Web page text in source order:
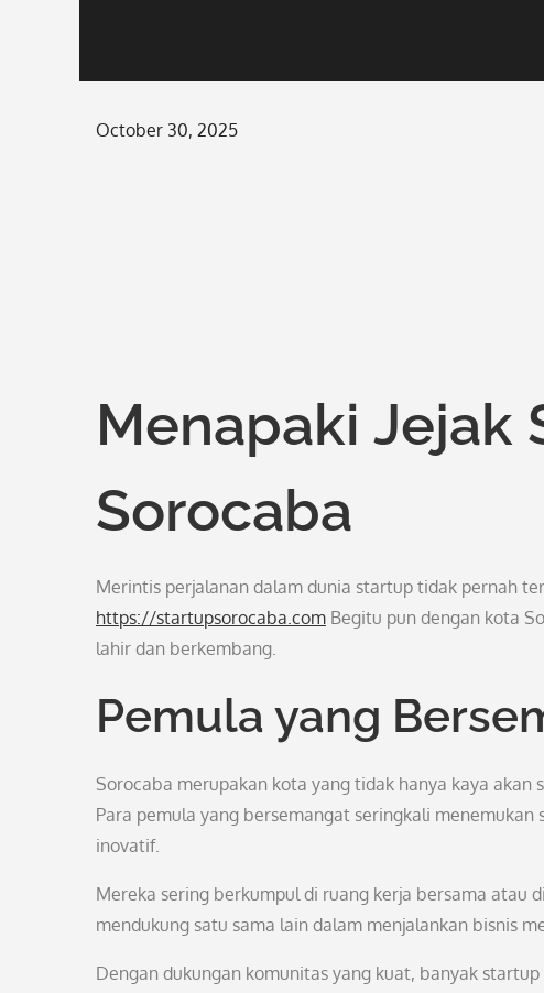
Posted
October 30, 2025
Menapaki Jejak
Sorocaba
Merintis perjalanan dalam dunia startup tidak pernah
https://startupsorocaba.com Begitu pun dengan kota
lahir dan berkembang.
Pemula yang
Sorocaba merupakan kota yang tidak hanya kaya
Para pemula yang bersemangat seringkali
inovatif.
Mereka sering berkumpul di ruang kerja bersama atau
mendukung satu sama lain dalam menjalankan bisnis
Dengan dukungan komunitas yang kuat, banyak